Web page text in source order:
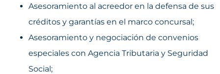
Asesoramiento al acreedor en la defensa de sus
créditos y garantías en el marco concursal;
Asesoramiento y negociación de convenios
especiales con Agencia Tributaria y Seguridad
Social;